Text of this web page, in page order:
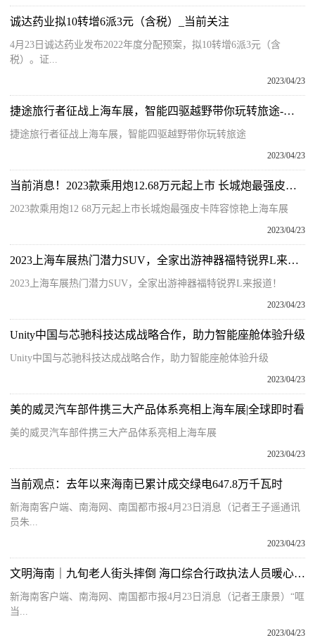
诚达药业拟10转增6派3元（含税）_当前关注
4月23日诚达药业发布2022年度分配预案，拟10转增6派3元（含
税）。证...
2023/04/23
捷途旅行者征战上海车展，智能四驱越野带你玩转旅途-焦点观察
捷途旅行者征战上海车展，智能四驱越野带你玩转旅途
2023/04/23
当前消息！2023款乘用炮12.68万元起上市 长城炮最强皮卡阵容惊艳上海车展
2023款乘用炮12 68万元起上市长城炮最强皮卡阵容惊艳上海车展
2023/04/23
2023上海车展热门潜力SUV，全家出游神器福特锐界L来报道！
2023上海车展热门潜力SUV，全家出游神器福特锐界L来报道！
2023/04/23
Unity中国与芯驰科技达成战略合作，助力智能座舱体验升级
Unity中国与芯驰科技达成战略合作，助力智能座舱体验升级
2023/04/23
美的威灵汽车部件携三大产品体系亮相上海车展|全球即时看
美的威灵汽车部件携三大产品体系亮相上海车展
2023/04/23
当前观点：去年以来海南已累计成交绿电647.8万千瓦时
新海南客户端、南海网、南国都市报4月23日消息（记者王子遥通讯
员朱...
2023/04/23
文明海南｜九旬老人街头摔倒 海口综合行政执法人员暖心护送到家
新海南客户端、南海网、南国都市报4月23日消息（记者王康景）“哐
当...
2023/04/23